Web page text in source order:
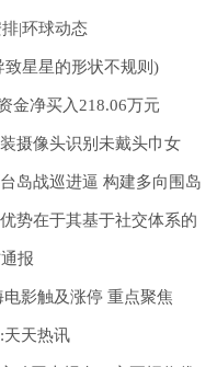
|环球动态
星星的形状不规则)
金净买入218.06万元
摄像头识别未戴头巾女
岛战巡进逼 构建多向围岛
势在于其基于社交体系的
报
影触及涨停 重点聚焦
天天热讯